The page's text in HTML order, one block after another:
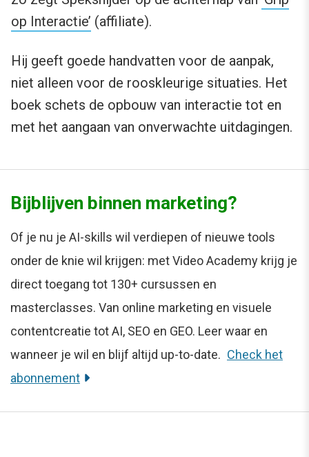
op Interactie’ (affiliate).
Hij geeft goede handvatten voor de aanpak,
niet alleen voor de rooskleurige situaties. Het
boek schets de opbouw van interactie tot en
met het aangaan van onverwachte uitdagingen.
Bijblijven binnen marketing?
Of je nu je AI-skills wil verdiepen of nieuwe tools
onder de knie wil krijgen: met Video Academy krijg je
direct toegang tot 130+ cursussen en
masterclasses. Van online marketing en visuele
contentcreatie tot AI, SEO en GEO. Leer waar en
wanneer je wil en blijf altijd up-to-date. Check het
abonnement